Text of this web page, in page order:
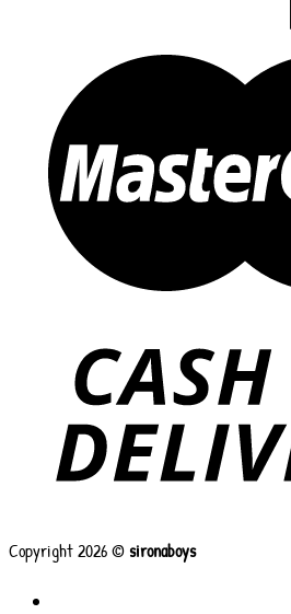
Copyright 2026 © sironaboys